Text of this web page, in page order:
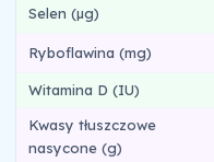
Selen (µg)
Ryboflawina (mg)
Witamina D (IU)
Kwasy tłuszczowe
nasycone (g)